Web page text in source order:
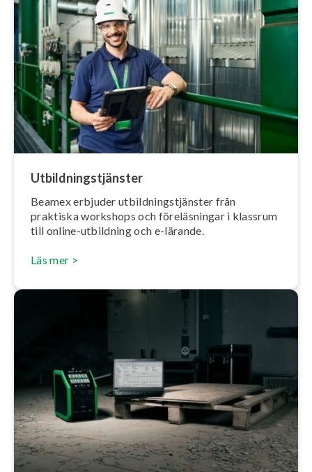
Ut­bild­nings­tjäns­ter
Beamex erbjuder ut­bild­nings­tjäns­ter från
praktiska workshops och fö­re­läs­ning­ar i klassrum
till online-utbildning och e-lärande.
Läs mer >